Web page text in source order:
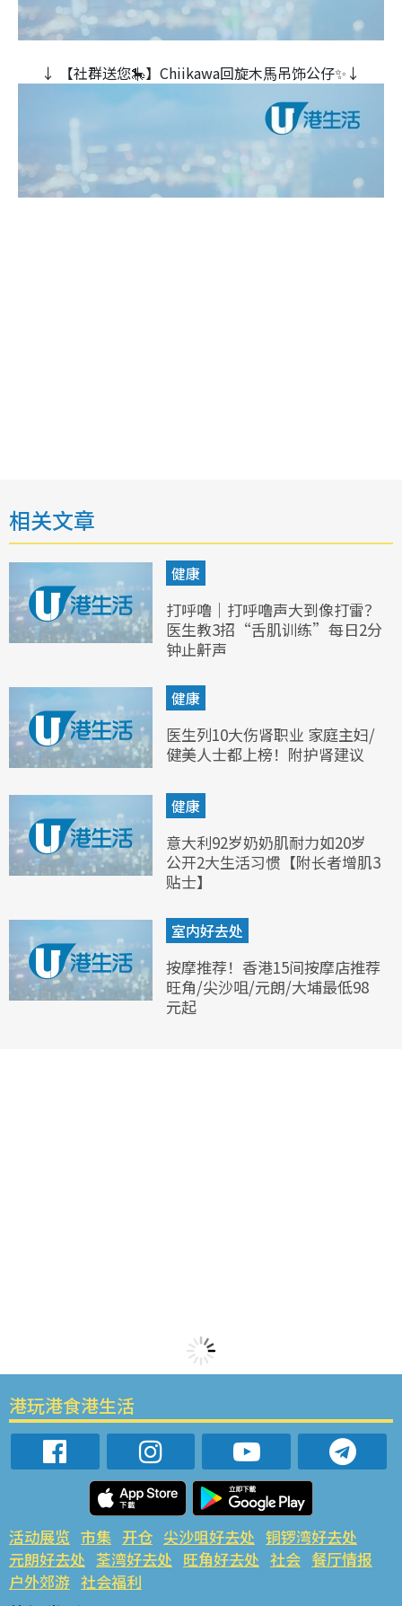
↓ 【社群送您🎠】Chiikawa回旋木⾺吊饰公仔✨↓
相关文章
健康
打呼噜｜打呼噜声大到像打雷？
医生教3招“舌肌训练”每日2分
钟止鼾声
健康
医生列10大伤肾职业 家庭主妇/
健美人士都上榜！附护肾建议
健康
意大利92岁奶奶肌耐力如20岁
公开2大生活习惯【附长者增肌3
贴士】
室内好去处
按摩推荐！香港15间按摩店推荐
旺角/尖沙咀/元朗/大埔最低98
元起
港玩港食港生活
活动展览 市集 开仓 尖沙咀好去处 铜锣湾好去处
元朗好去处 荃湾好去处 旺角好去处 社会 餐厅情报
户外郊游 社会福利